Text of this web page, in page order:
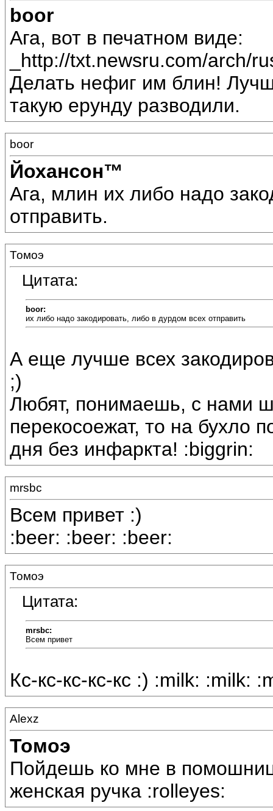
boor
Ага, вот в печатном виде:
_http://txt.newsru.com/arch/
Делать нефиг им блин!
такую ерунду разводили.
boor
Йохансон™
Ага, млин их либо надо
отправить.
Томоэ
Цитата:
boor:
их либо надо закодировать, либо в дурдом всех отправить
А еще лучше всех
;)
Любят, понимаешь, с нами
перекосоежат, то на бухло
дня без инфаркта! :biggrin:
mrsbc
Всем привет :)
:beer: :beer: :beer:
Томоэ
Цитата:
mrsbc:
Всем привет
Кс-кс-кс-кс-кс :) :milk: :milk:
Alexz
Томоэ
Пойдешь ко мне в
женская ручка :rolleyes: